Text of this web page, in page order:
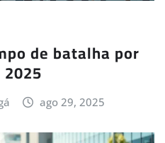
de batalha por
ago 29, 2025